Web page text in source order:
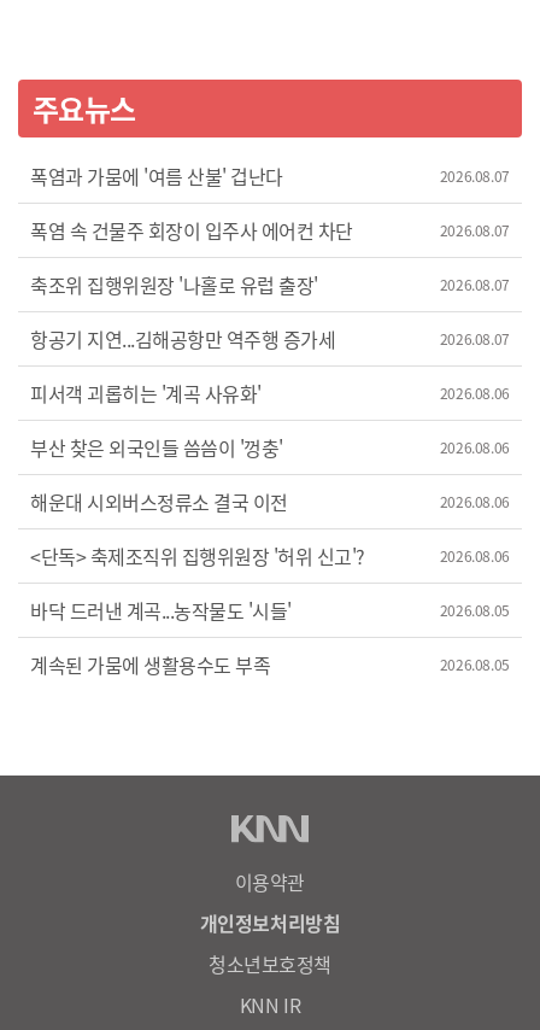
가맹점도 늘리고 있습니다. 시행착오도 있었지만 팥 전문
농업회사법인으로 또 한 번의 도약을 꿈꾸는 박 대표! 앞으론
지역 농민들과 힘을 모아 국산팥 재배에도 직접 도전할
계획입니다. {박정환/백로앙금 대표/"원재료에 대한 이해와 그
다음에 가공에 대한 것, 그 다음에 이것을 먹었을 때 이런
경험까지 같이 좀 같이 줄 수 있는 그런 가게를 만드는 게 저의
목표입니다."} 생산, 가공, 판매를 아우르는 지역 대표 디저트
브랜드 탄생의 꿈이 영글어가고 있습니다. KNN 김건형입니다.
주요뉴스
폭염과 가뭄에 '여름 산불' 겁난다 2026.08.07
폭염 속 건물주 회장이 입주사 에어컨 차단 2026.08.07
축조위 집행위원장 '나홀로 유럽 출장' 2026.08.07
항공기 지연...김해공항만 역주행 증가세 2026.08.07
피서객 괴롭히는 '계곡 사유화' 2026.08.06
부산 찾은 외국인들 씀씀이 '껑충' 2026.08.06
해운대 시외버스정류소 결국 이전 2026.08.06
<단독> 축제조직위 집행위원장 '허위 신고'? 2026.08.06
바닥 드러낸 계곡...농작물도 '시들' 2026.08.05
계속된 가뭄에 생활용수도 부족 2026.08.05
이용약관
개인정보처리방침
청소년보호정책
KNN IR